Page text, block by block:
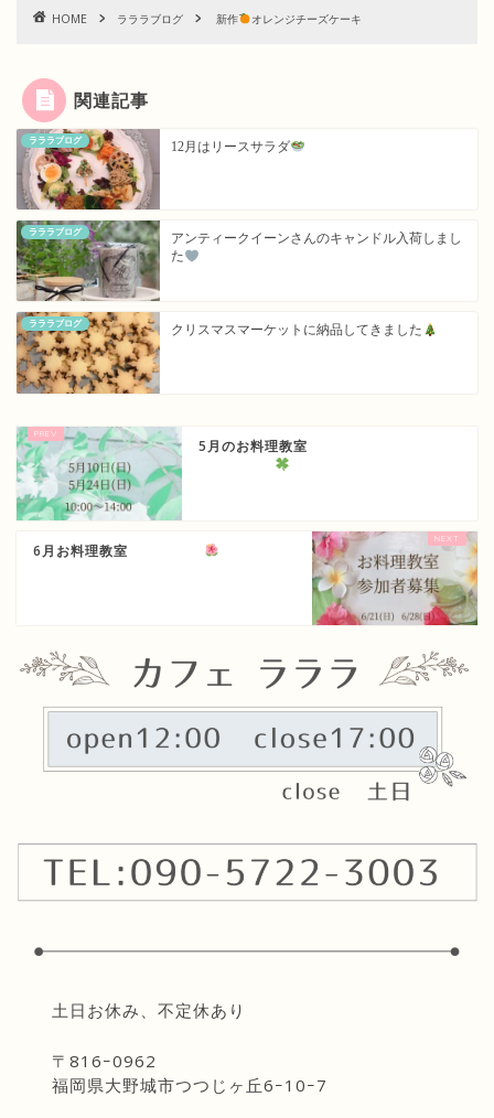
HOME ラララブログ 新作 オレンジチーズケーキ
関連記事
ラララブログ 12月はリースサラダ
ラララブログ
アンティークイーンさんのキャンドル入荷しまし
た
ラララブログ クリスマスマーケットに納品してきました
5月のお料理教室
6月お料理教室
土日お休み、不定休あり
〒816ｰ0962
福岡県大野城市つつじヶ丘6ｰ10ｰ7